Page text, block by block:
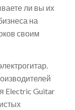
ли вы их
на
своим
Electric Guitar